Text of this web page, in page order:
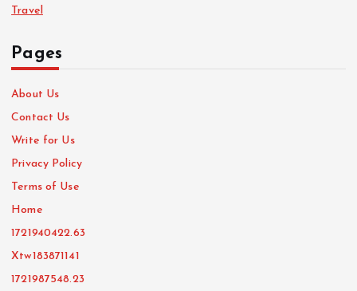
Travel
Pages
About Us
Contact Us
Write for Us
Privacy Policy
Terms of Use
Home
1721940422.63
Xtw183871141
1721987548.23